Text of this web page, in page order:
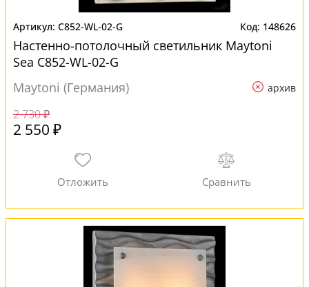
C852-WL-02-G 148626
Настенно-потолочный светильник Maytoni
Sea C852-WL-02-G
Maytoni (Германия)
архив
2 730 ₽
2 550 ₽